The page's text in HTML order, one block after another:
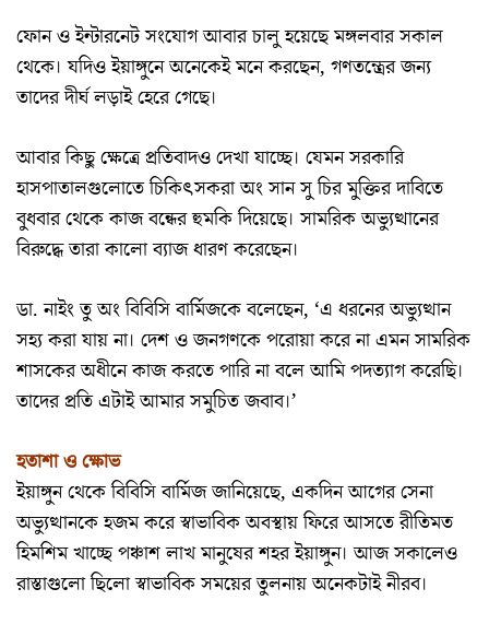
ফোন ও ইন্টারনেট সংযোগ আবার চালু হয়েছে মঙ্গলবার সকাল
থেকে। যদিও ইয়াঙ্গুনে অনেকেই মনে করছেন, গণতন্ত্রের জন্য
তাদের দীর্ঘ লড়াই হেরে গেছে।
আবার কিছু ক্ষেত্রে প্রতিবাদও দেখা যাচ্ছে। যেমন সরকারি
হাসপাতালগুলোতে চিকিৎসকরা অং সান সু চির মুক্তির দাবিতে
বুধবার থেকে কাজ বন্ধের হুমকি দিয়েছে। সামরিক অভ্যুত্থানের
বিরুদ্ধে তারা কালো ব্যাজ ধারণ করেছেন।
ডা. নাইং তু অং বিবিসি বার্মিজকে বলেছেন, ‘এ ধরনের অভ্যুত্থান
সহ্য করা যায় না। দেশ ও জনগণকে পরোয়া করে না এমন সামরিক
শাসকের অধীনে কাজ করতে পারি না বলে আমি পদত্যাগ করেছি।
তাদের প্রতি এটাই আমার সমুচিত জবাব।’
হতাশা ও ক্ষোভ
ইয়াঙ্গুন থেকে বিবিসি বার্মিজ জানিয়েছে, একদিন আগের সেনা
অভ্যুত্থানকে হজম করে স্বাভাবিক অবস্থায় ফিরে আসতে রীতিমত
হিমশিম খাচ্ছে পঞ্চাশ লাখ মানুষের শহর ইয়াঙ্গুন। আজ সকালেও
রাস্তাগুলো ছিলো স্বাভাবিক সময়ের তুলনায় অনেকটাই নীরব।